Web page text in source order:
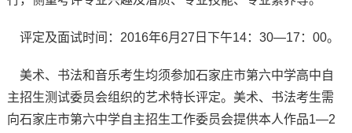
评定及面试时间：2016年6月27日下午14：30—17：00。
美术、书法和音乐考生均须参加石家庄市第六中学高中自
主招生测试委员会组织的艺术特长评定。美术、书法考生需
向石家庄市第六中学自主招生工作委员会提供本人作品1—2